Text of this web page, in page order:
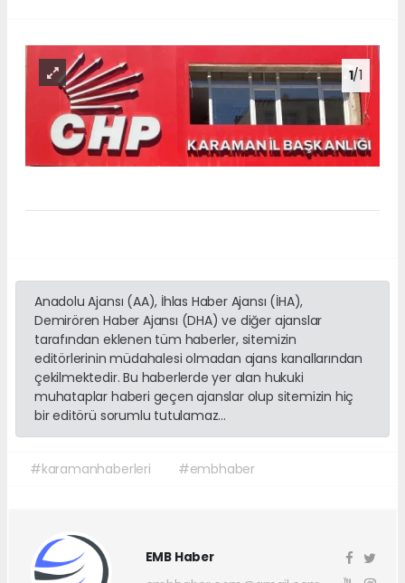
1/1
Anadolu Ajansı (AA), İhlas Haber Ajansı (İHA),
Demirören Haber Ajansı (DHA) ve diğer ajanslar
tarafından eklenen tüm haberler, sitemizin
editörlerinin müdahalesi olmadan ajans kanallarından
çekilmektedir. Bu haberlerde yer alan hukuki
muhataplar haberi geçen ajanslar olup sitemizin hiç
bir editörü sorumlu tutulamaz...
#karamanhaberleri #embhaber
EMB Haber